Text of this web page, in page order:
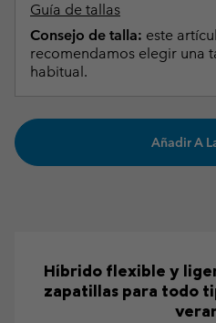
Guía de tallas
Consejo de talla: este
recomendamos elegir una
habitual.
Añadir A
Híbrido flexible y
zapatillas para todo